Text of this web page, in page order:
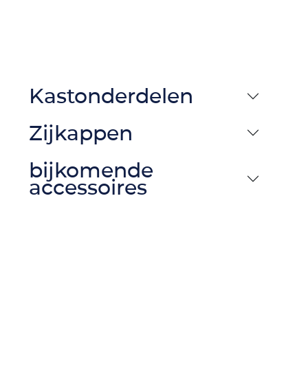
Kastonderdelen
Zijkappen
bijkomende
accessoires